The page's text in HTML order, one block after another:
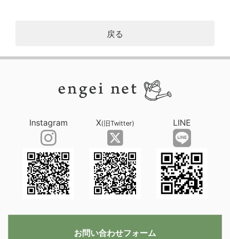
戻る
Instagram X(旧Twitter) LINE
お問い合わせフォーム